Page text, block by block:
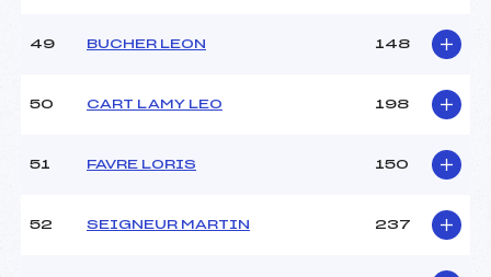
49 BUCHER LEON 148
50 CART LAMY LEO 198
51 FAVRE LORIS 150
52 SEIGNEUR MARTIN 237